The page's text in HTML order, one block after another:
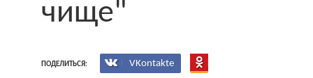
чище"
ПОДЕЛИТЬСЯ: VKontakte